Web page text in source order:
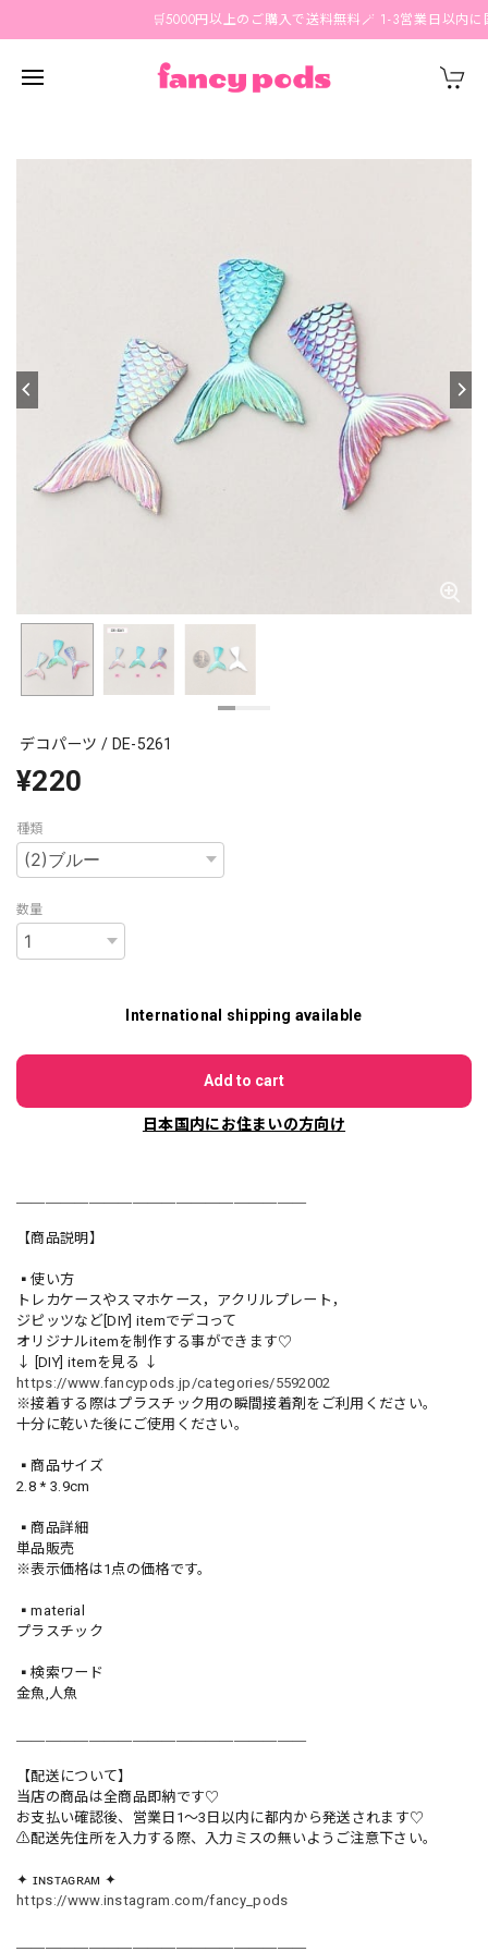
🛒5000円以上のご購入で送料無料🪄 1-3営業日以内に国
デコパーツ / DE-5261
¥220
種類
数量
International shipping available
Add to cart
日本国内にお住まいの方向け
【商品説明】
▪️使い方
トレカケースやスマホケース，アクリルプレート，
ジピッツなど[DIY] itemでデコって
オリジナルitemを制作する事ができます♡
↓ [DIY] itemを見る ↓
https://www.fancypods.jp/categories/5592002
※接着する際はプラスチック用の瞬間接着剤をご利用ください。
十分に乾いた後にご使用ください。
▪️商品サイズ
2.8 * 3.9cm
▪️商品詳細
単品販売
※表示価格は1点の価格です。
▪️material
プラスチック
▪️検索ワード
金魚,人魚
【配送について】
当店の商品は全商品即納です♡︎
お支払い確認後、営業日1〜3日以内に都内から発送されます♡
⚠︎配送先住所を入力する際、入力ミスの無いようご注意下さい。
✦ ɪɴsᴛᴀɢʀᴀᴍ ✦
https://www.instagram.com/fancy_pods